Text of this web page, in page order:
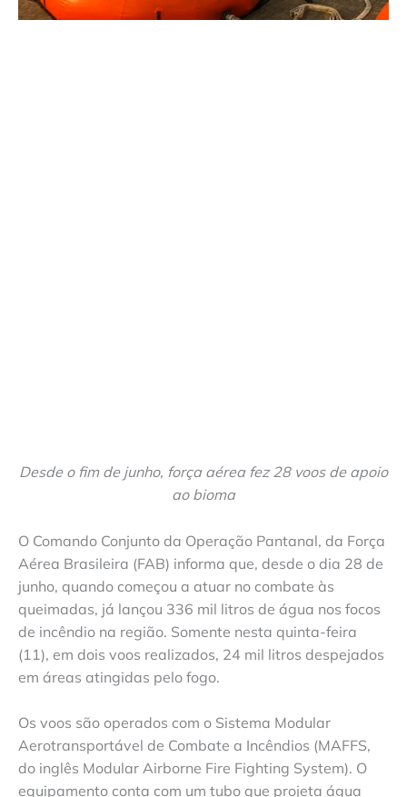
Desde o fim de junho, força aérea fez 28 voos de apoio
ao bioma
O Comando Conjunto da Operação Pantanal, da Força
Aérea Brasileira (FAB) informa que, desde o dia 28 de
junho, quando começou a atuar no combate às
queimadas, já lançou 336 mil litros de água nos focos
de incêndio na região. Somente nesta quinta-feira
(11), em dois voos realizados, 24 mil litros despejados
em áreas atingidas pelo fogo.
Os voos são operados com o Sistema Modular
Aerotransportável de Combate a Incêndios (MAFFS,
do inglês Modular Airborne Fire Fighting System). O
equipamento conta com um tubo que projeta água